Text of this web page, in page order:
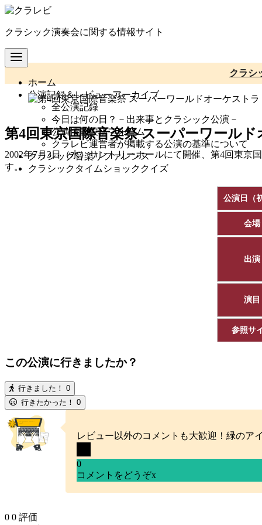
コ
テ
ン
ツ
移
クラシック演奏会に関する情報サイト
ホーム
公演記録＆レビューアーカイブ
全公演記録
今日は何の日？－出来事とクラシック公演－
公演情報投稿フォーム
クラレビ運営者が掲載する公演の基準について
クラシック音楽リファレンス
クラシックタイムショッククイズ
クラシ
第4回東京国際音楽祭 スーパーワール
2002年7月3日（水）サントリーホールにて開催、第4回東
す。
公演日（
会場
出演
演目
参照サ
この公演に行きましたか？
行きました！ 0
行きたかった！ 0
レビュー以外のコメントも大歓迎！緑のア
0
コメントをどうぞx
0 0 評価